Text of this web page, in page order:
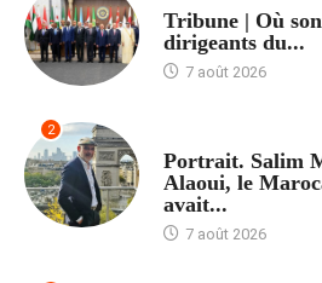
Tribune | Où
dirigeants du...
7 août 2026
2
Portrait. Salim
Alaoui, le
avait...
7 août 2026